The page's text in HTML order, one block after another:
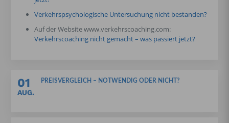
Verkehrspsychologische Untersuchung nicht bestanden?
Auf der Website www.verkehrscoaching.com:
Verkehrscoaching nicht gemacht – was passiert jetzt?
PREISVERGLEICH – NOTWENDIG ODER NICHT?
01
AUG.